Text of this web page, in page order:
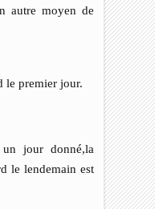
autre moyen de
le premier jour.
jour donné,la
le lendemain est